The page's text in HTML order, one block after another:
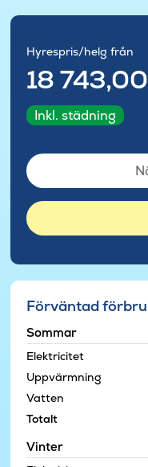
Hyrespris/helg från
18
Inkl. städning
Förväntad
Sommar
Elektricitet
Uppvärmning
Vatten
Totalt
Vinter